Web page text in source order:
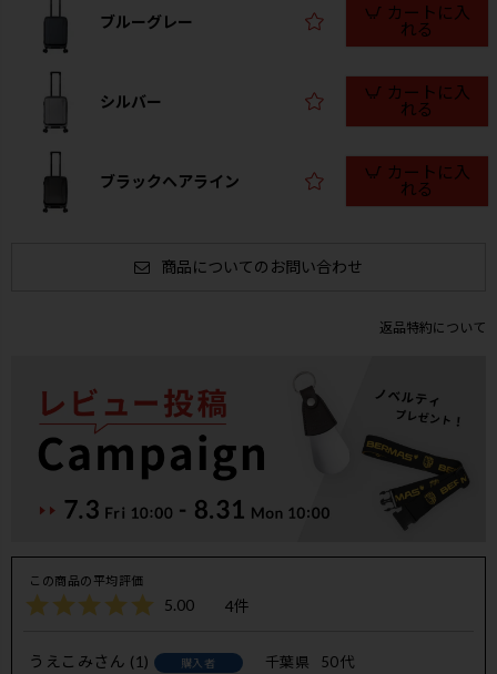
ブルーグレー
カートに入
れる
シルバー
カートに入
れる
ブラックヘアライン
カートに入
れる
商品についてのお問い合わせ
返品特約について
5.00 4
うえこみ 1 購入者 千葉県 50代